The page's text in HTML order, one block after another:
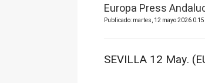
Europa Press
Publicado: martes, 12 mayo 2026 0:15
SEVILLA 12 May.